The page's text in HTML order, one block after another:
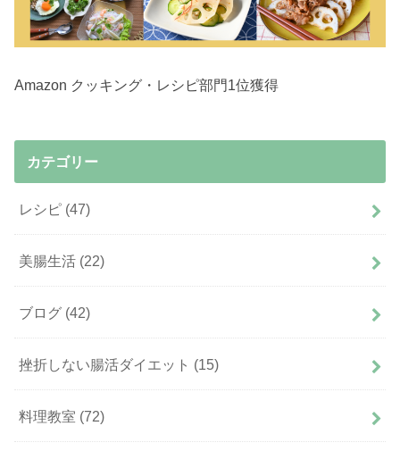
Amazon クッキング・レシピ部門1位獲得
カテゴリー
レシピ (47)
美腸生活 (22)
ブログ (42)
挫折しない腸活ダイエット (15)
料理教室 (72)